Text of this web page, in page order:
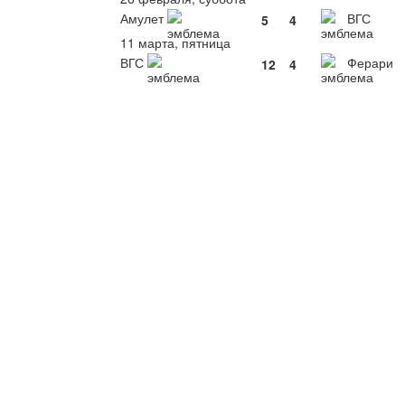
Амулет
5 4 ВГС
11 марта, пятница
ВГС
12 4 Ферари